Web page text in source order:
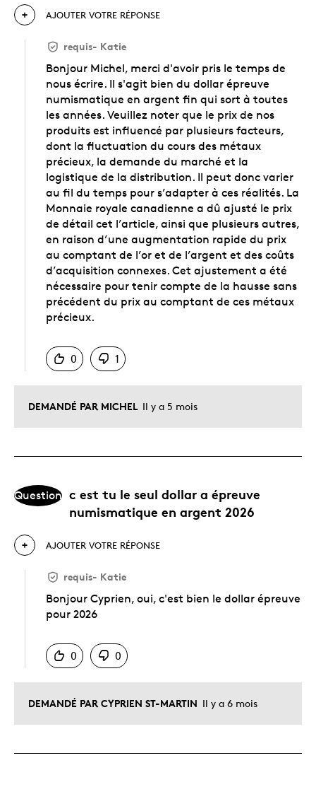
DEMANDÉ PAR MICHEL Il y a 5 mois
AJOUTER VOTRE RÉPONSE
requis- Katie
Bonjour Michel, merci d'avoir pris le temps de
nous écrire. Il s'agit bien du dollar épreuve
numismatique en argent fin qui sort à toutes
les années. Veuillez noter que le prix de nos
produits est influencé par plusieurs facteurs,
dont la fluctuation du cours des métaux
précieux, la demande du marché et la
logistique de la distribution. Il peut donc varier
au fil du temps pour s’adapter à ces réalités. La
Monnaie royale canadienne a dû ajusté le prix
de détail cet l’article, ainsi que plusieurs autres,
en raison d’une augmentation rapide du prix
au comptant de l’or et de l’argent et des coûts
d’acquisition connexes. Cet ajustement a été
nécessaire pour tenir compte de la hausse sans
précédent du prix au comptant de ces métaux
précieux.
0
1
Question c est tu le seul dollar a épreuve
numismatique en argent 2026
DEMANDÉ PAR CYPRIEN ST-MARTIN Il y a 6 mois
AJOUTER VOTRE RÉPONSE
requis- Katie
Bonjour Cyprien, oui, c'est bien le dollar épreuve
pour 2026
0
0